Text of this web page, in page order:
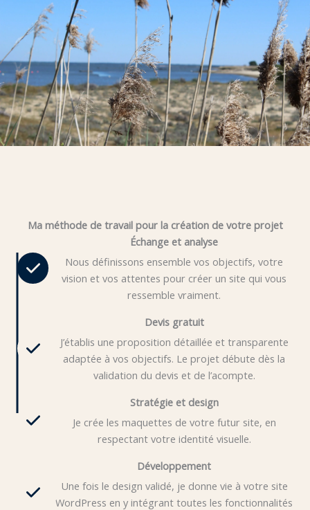
Ma méthode de travail pour la création de votre projet
Échange et analyse
Nous définissons ensemble vos objectifs, votre
vision et vos attentes pour créer un site qui vous
ressemble vraiment.
Devis gratuit
J’établis une proposition détaillée et transparente
adaptée à vos objectifs. Le projet débute dès la
validation du devis et de l’acompte.
Stratégie et design
Je crée les maquettes de votre futur site, en
respectant votre identité visuelle.
Développement
Une fois le design validé, je donne vie à votre site
WordPress en y intégrant toutes les fonctionnalités